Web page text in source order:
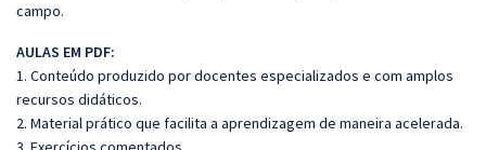
campo.
AULAS EM PDF:
1. Conteúdo produzido por docentes especializados e com amplos
recursos didáticos.
2. Material prático que facilita a aprendizagem de maneira acelerada.